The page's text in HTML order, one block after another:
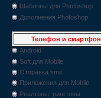
Шаблоны для Photoshop
Дополнения Photoshop
Телефон и смартфон
Android
Soft для Mobile
Отправка sms
Приложения для Mobile
Реалтоны, рингтоны